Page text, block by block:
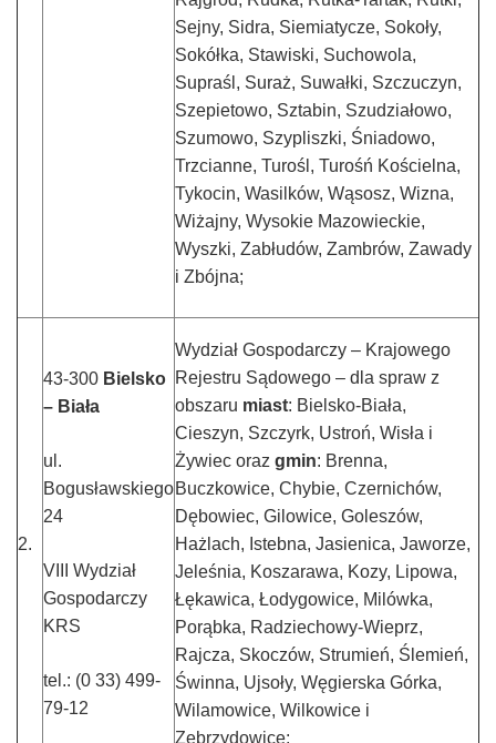
Sejny, Sidra, Siemiatycze, Sokoły,
Sokółka, Stawiski, Suchowola,
Supraśl, Suraż, Suwałki, Szczuczyn,
Szepietowo, Sztabin, Szudziałowo,
Szumowo, Szypliszki, Śniadowo,
Trzcianne, Turośl, Turośń Kościelna,
Tykocin, Wasilków, Wąsosz, Wizna,
Wiżajny, Wysokie Mazowieckie,
Wyszki, Zabłudów, Zambrów, Zawady
i Zbójna;
2.
43-300 Bielsko
– Biała
ul.
Bogusławskiego
24
VIII Wydział
Gospodarczy
KRS
tel.: (0 33) 499-
79-12
Wydział Gospodarczy – Krajowego
Rejestru Sądowego – dla spraw z
obszaru miast: Bielsko-Biała,
Cieszyn, Szczyrk, Ustroń, Wisła i
Żywiec oraz gmin: Brenna,
Buczkowice, Chybie, Czernichów,
Dębowiec, Gilowice, Goleszów,
Hażlach, Istebna, Jasienica, Jaworze,
Jeleśnia, Koszarawa, Kozy, Lipowa,
Łękawica, Łodygowice, Milówka,
Porąbka, Radziechowy-Wieprz,
Rajcza, Skoczów, Strumień, Ślemień,
Świnna, Ujsoły, Węgierska Górka,
Wilamowice, Wilkowice i
Zebrzydowice;